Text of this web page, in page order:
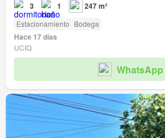
3 1 247 m²
Estacionamiento Bodega
Hace 17 días
UCIQ
WhatsApp